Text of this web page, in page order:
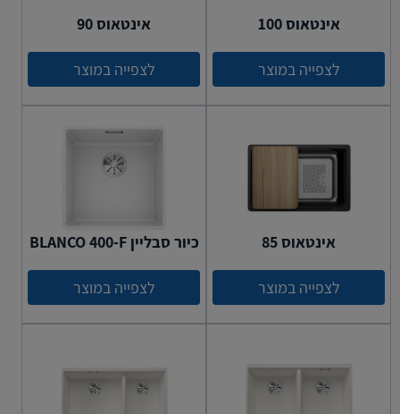
אינטאוס 100
לצפייה במוצר
אינטאוס 90
לצפייה במוצר
אינטאוס 85
לצפייה במוצר
כיור סבליין BLANCO 400-F
לצפייה במוצר